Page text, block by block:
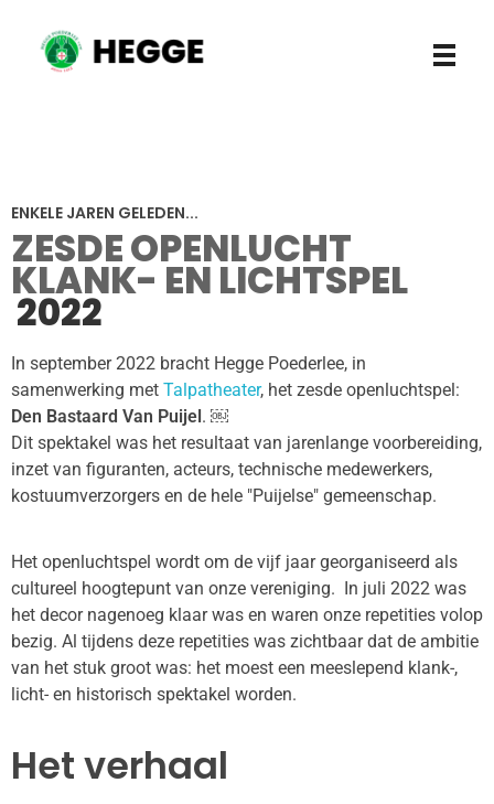
ENKELE JAREN GELEDEN...
ZESDE OPENLUCHT
KLANK- EN LICHTSPEL
2022
In september 2022 bracht Hegge Poederlee, in
samenwerking met Talpatheater, het zesde openluchtspel:
Den Bastaard Van Puijel. ￼
Dit spektakel was het resultaat van jarenlange voorbereiding,
inzet van figuranten, acteurs, technische medewerkers,
kostuumverzorgers en de hele "Puijelse" gemeenschap.
Het openluchtspel wordt om de vijf jaar georganiseerd als
cultureel hoogtepunt van onze vereniging. In juli 2022 was
het decor nagenoeg klaar was en waren onze repetities volop
bezig. Al tijdens deze repetities was zichtbaar dat de ambitie
van het stuk groot was: het moest een meeslepend klank-,
licht- en historisch spektakel worden.
Het verhaal